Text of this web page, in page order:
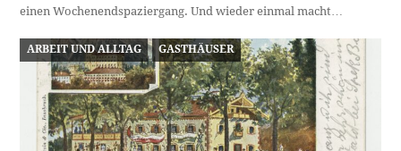
einen Wochenendspaziergang. Und wieder einmal macht…
ARBEIT UND ALLTAG GASTHÄUSER